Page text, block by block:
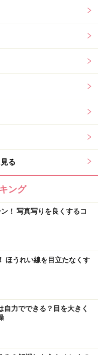
る
ング
！ 写真写りを良くするコ
ほうれい線を目立たなくす
自力でできる？目を大きく